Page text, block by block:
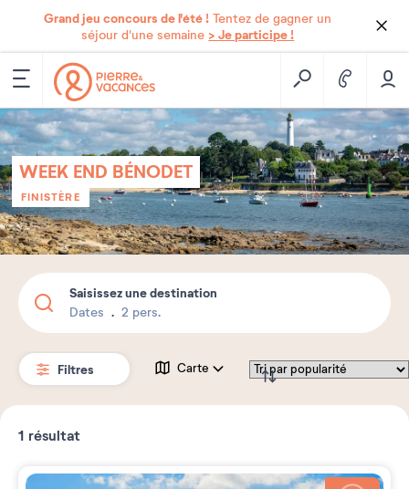
Grand jeu concours de l'été ! Tentez de gagner un
séjour d'une semaine > Je participe !
WEEK END BÉNODET
FINISTÈRE
Saisissez une destination
Dates 2 pers.
Filtres Carte
1 résultat